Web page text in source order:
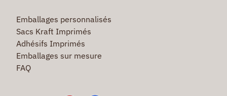
Emballages personnalisés
Sacs Kraft Imprimés
Adhésifs Imprimés
Emballages sur mesure
FAQ